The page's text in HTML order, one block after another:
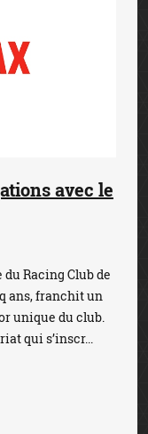
avec le
Racing Club de
ans, franchit un
unique du club.
qui s’inscr...